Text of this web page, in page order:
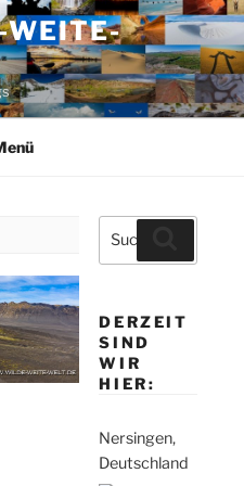
WEITE-
Suche
nach:
DERZEIT
SIND
WIR
HIER:
Nersingen,
Deutschland